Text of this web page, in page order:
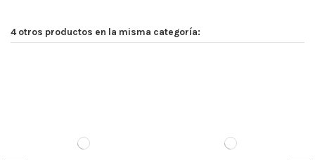
4 otros productos en la misma categoría: